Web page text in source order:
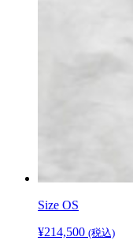
Size OS
¥214,500 (税込)